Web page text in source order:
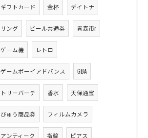
ギフトカード 金杯 デイトナ
リング ビール共通券 青森市r
ゲーム機 レトロ
ゲームボーイアドバンス GBA
トリーバーチ 香水 天保通宝
びゅう商品券 フィルムカメラ
アンティーク 指輪 ピアス